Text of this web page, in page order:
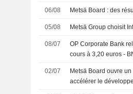
06/08 Metsä Board : des
05/08 Metsä Group choisit
08/07
OP Corporate Bank
cours à 3,20 euros -
02/07
Metsä Board ouvre
accélérer le